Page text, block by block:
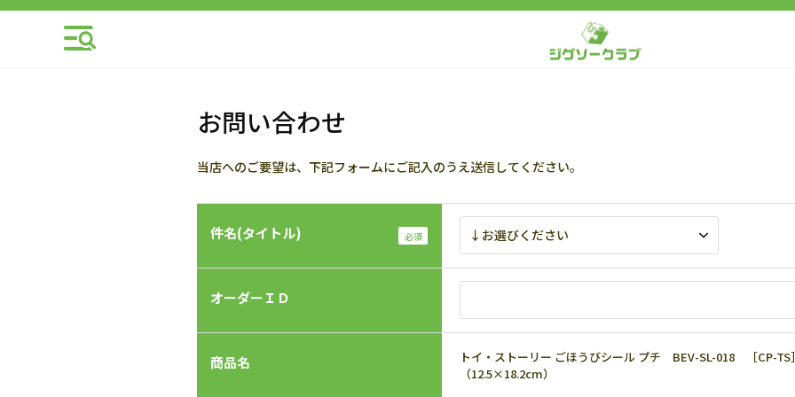
お問い合わせ
当店へのご要望は、下記フォームにご記入のうえ送信してください。
件名(タイトル)
オーダーＩＤ
商品名
トイ・ストーリー ごほうびシール プチ BEV-SL-018 ［CP-TS
（12.5×18.2cm）